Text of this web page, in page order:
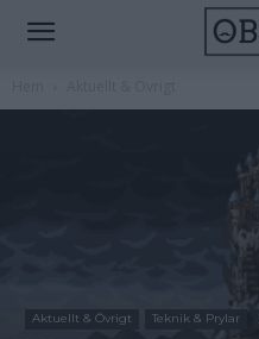
Aktuellt & Övrigt Teknik & Prylar